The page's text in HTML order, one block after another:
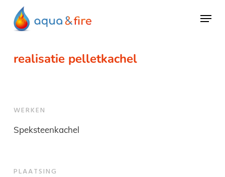
content
Menu
realisatie pelletkachel
WERKEN
Speksteenkachel
PLAATSING